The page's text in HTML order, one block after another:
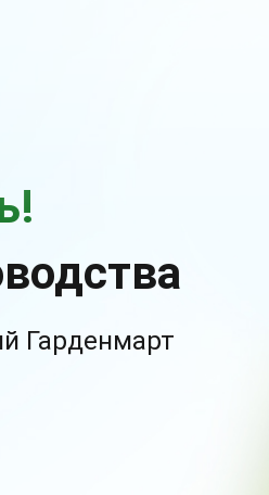
Гарденмарт